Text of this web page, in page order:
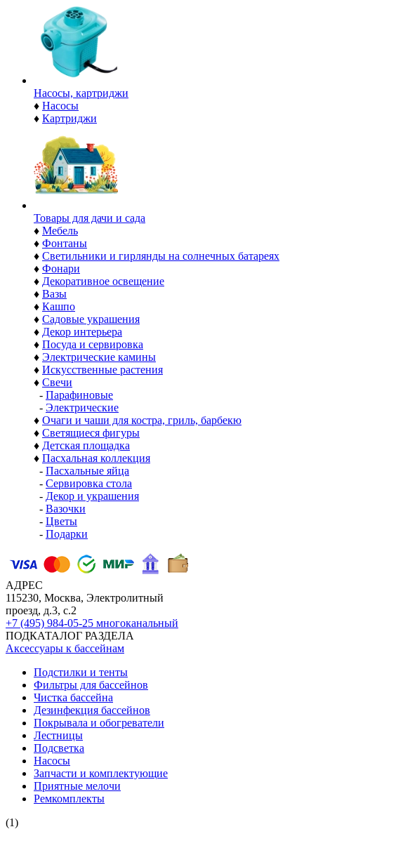
Насосы, картриджи
♦ Насосы
♦ Картриджи
Товары для дачи и сада
♦ Мебель
♦ Фонтаны
♦ Светильники и гирлянды на солнечных батареях
♦ Фонари
♦ Декоративное освещение
♦ Вазы
♦ Кашпо
♦ Садовые украшения
♦ Декор интерьера
♦ Посуда и сервировка
♦ Электрические камины
♦ Искусственные растения
♦ Свечи
- Парафиновые
- Электрические
♦ Очаги и чаши для костра, гриль, барбекю
♦ Светящиеся фигуры
♦ Детская площадка
♦ Пасхальная коллекция
- Пасхальные яйца
- Сервировка стола
- Декор и украшения
- Вазочки
- Цветы
- Подарки
АДРЕС
115230, Москва, Электролитный
проезд, д.3, с.2
+7 (495) 984-05-25 многоканальный
ПОДКАТАЛОГ РАЗДЕЛА
Аксессуары к бассейнам
Подстилки и тенты
Фильтры для бассейнов
Чистка бассейна
Дезинфекция бассейнов
Покрывала и обогреватели
Лестницы
Подсветка
Насосы
Запчасти и комплектующие
Приятные мелочи
Ремкомплекты
(1)